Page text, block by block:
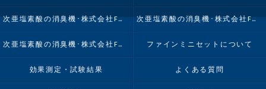
次亜塩素酸の消臭機･株式会社FMIの口コミ情報 次亜塩素酸の消臭機･株式会社FMIの評判
次亜塩素酸の消臭機･株式会社FMIのお客様の声 ファインミニセットについて
効果測定・試験結果 よくある質問